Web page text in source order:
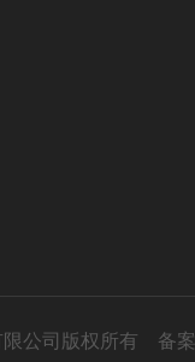
公司版权所有 备